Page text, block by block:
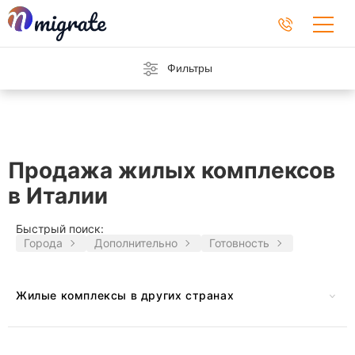
Фильтры
Продажа жилых комплексов
в Италии
Быстрый поиск:
Города
Дополнительно Готовность
Жилые комплексы в других странах